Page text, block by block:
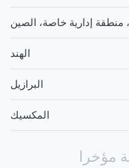
منطقة إدارية خاصة، الصين
الهند
البرازيل
المكسيك
مؤخرا